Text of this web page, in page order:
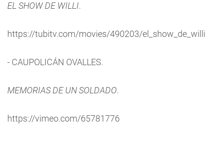
EL SHOW DE WILLI.
https://tubitv.com/movies/490203/el_show_de_willi
- CAUPOLICÁN OVALLES.
MEMORIAS DE UN SOLDADO.
https://vimeo.com/65781776